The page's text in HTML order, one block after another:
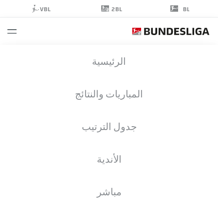
BL
2BL
VBL
الرئيسية
المباريات والنتائج
جدول الترتيب
الأندية
مباشر